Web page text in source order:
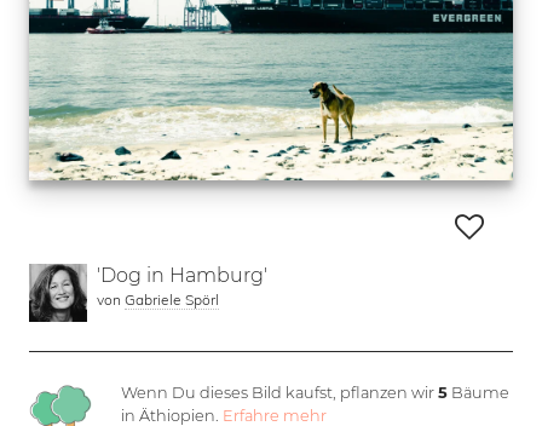
'Dog in Hamburg'
von Gabriele Spörl
Wenn Du dieses Bild kaufst, pflanzen wir5 Bäume
in Äthiopien. Erfahre mehr